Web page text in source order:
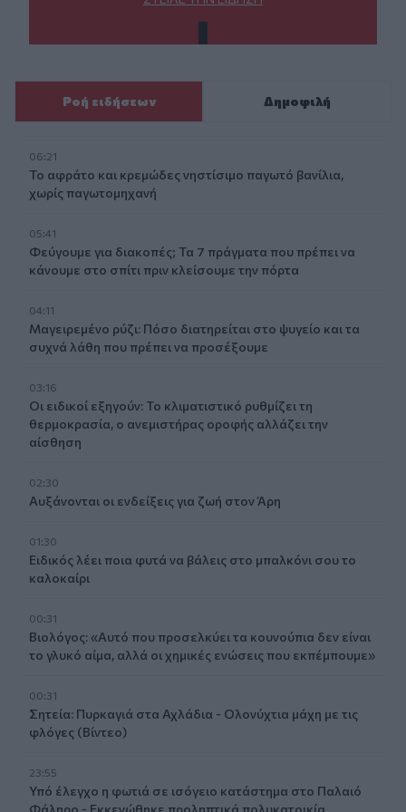
Ροή ειδήσεων Δημοφιλή
06:21
Το αφράτο και κρεμώδες νηστίσιμο παγωτό βανίλια,
χωρίς παγωτομηχανή
05:41
Φεύγουμε για διακοπές; Τα 7 πράγματα που πρέπει να
κάνουμε στο σπίτι πριν κλείσουμε την πόρτα
04:11
Μαγειρεμένο ρύζι: Πόσο διατηρείται στο ψυγείο και τα
συχνά λάθη που πρέπει να προσέξουμε
03:16
Οι ειδικοί εξηγούν: Το κλιματιστικό ρυθμίζει τη
θερμοκρασία, ο ανεμιστήρας οροφής αλλάζει την
αίσθηση
02:30
Αυξάνονται οι ενδείξεις για ζωή στον Άρη
01:30
Ειδικός λέει ποια φυτά να βάλεις στο μπαλκόνι σου το
καλοκαίρι
00:31
Βιολόγος: «Αυτό που προσελκύει τα κουνούπια δεν είναι
το γλυκό αίμα, αλλά οι χημικές ενώσεις που εκπέμπουμε»
00:31
Σητεία: Πυρκαγιά στα Αχλάδια - Ολονύχτια μάχη με τις
φλόγες (Βίντεο)
23:55
Υπό έλεγχο η φωτιά σε ισόγειο κατάστημα στο Παλαιό
Φάληρο - Εκκενώθηκε προληπτικά πολυκατοικία